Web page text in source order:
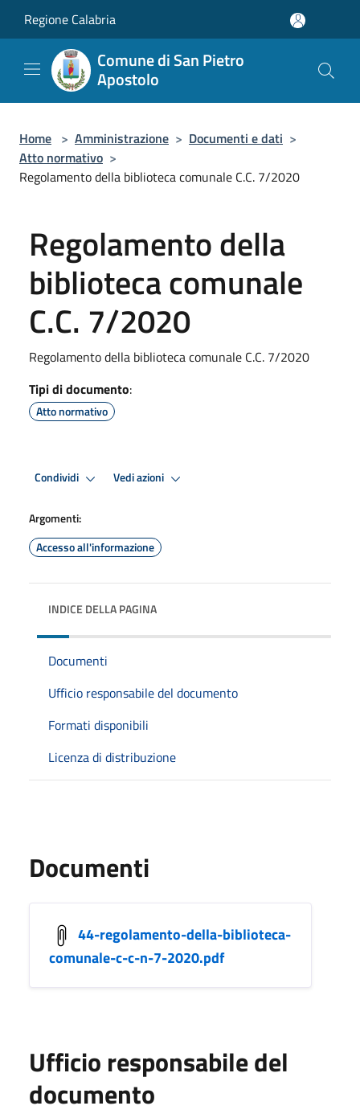
Regione Calabria
Comune di San Pietro
Apostolo
Home > Amministrazione > Documenti e dati >
Atto normativo >
Regolamento della biblioteca comunale C.C. 7/2020
Regolamento della
biblioteca comunale
C.C. 7/2020
Regolamento della biblioteca comunale C.C. 7/2020
Tipi di documento:
Atto normativo
Condividi Vedi azioni
Argomenti:
Accesso all'informazione
INDICE DELLA PAGINA
Documenti
Ufficio responsabile del documento
Formati disponibili
Licenza di distribuzione
Documenti
44-regolamento-della-biblioteca-
comunale-c-c-n-7-2020.pdf
Ufficio responsabile del
documento